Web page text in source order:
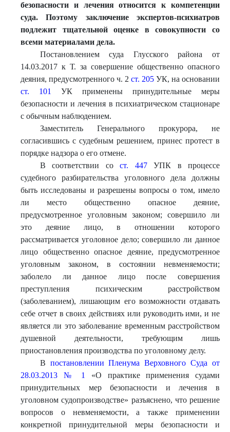
безопасности и лечения относится к компетенции
суда. Поэтому заключение экспертов-психиатров
подлежит тщательной оценке в совокупности со
всеми материалами дела.
Постановлением суда Глусского района от
14.03.2017 к Т. за совершение общественно опасного
деяния, предусмотренного ч. 2 ст. 205 УК, на основании
ст. 101
УК применены принудительные меры
безопасности и лечения в психиатрическом стационаре
с обычным наблюдением.
Заместитель Генерального прокурора, не
согласившись с судебным решением, принес протест в
порядке надзора о его отмене.
В соответствии сост. 447УПК в процессе
судебного разбирательства уголовного дела должны
быть исследованы и разрешены вопросы о том, имело
ли место общественно опасное деяние,
предусмотренное уголовным законом; совершило ли
это деяние лицо, в отношении которого
рассматривается уголовное дело; совершило ли данное
лицо общественно опасное деяние, предусмотренное
уголовным законом, в состоянии невменяемости;
заболело ли данное лицо после совершения
преступления психическим расстройством
(заболеванием), лишающим его возможности отдавать
себе отчет в своих действиях или руководить ими, и не
является ли это заболевание временным расстройством
душевной деятельности, требующим лишь
приостановления производства по уголовному делу.
В постановлении Пленума Верховного Суда от
28.03.2013 № 1
«О практике применения судами
принудительных мер безопасности и лечения в
уголовном судопроизводстве» разъяснено, что решение
вопросов о невменяемости, а также применении
конкретной принудительной меры безопасности и